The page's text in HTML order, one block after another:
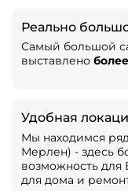
Реально
Самый большой
выставлено
Удобная
Мы находимся
Мерлен) - здесь
возможность для
для дома и